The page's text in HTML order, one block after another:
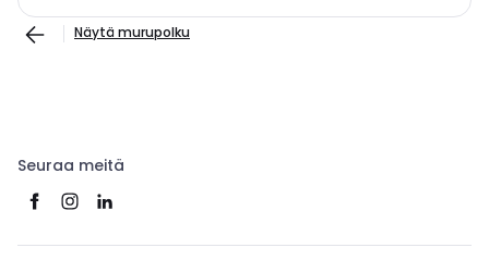
Näytä murupolku
Seuraa meitä